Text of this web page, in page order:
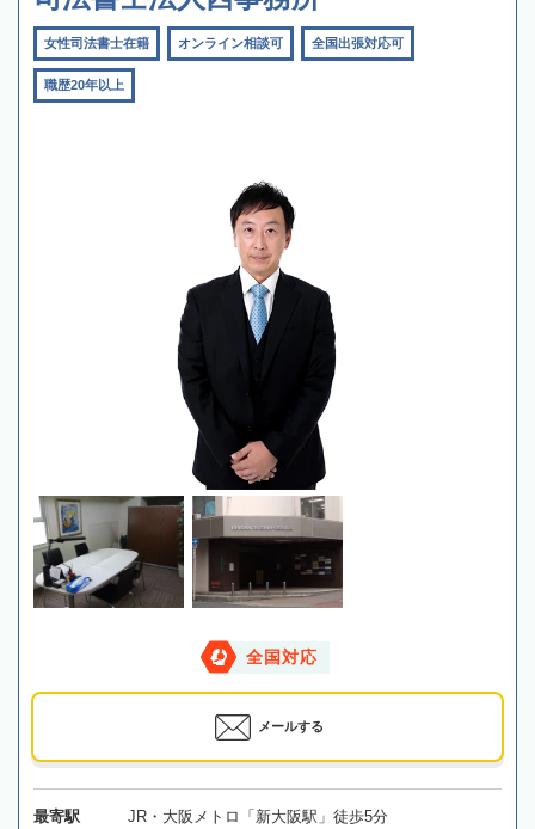
女性司法書士在籍 オンライン相談可 全国出張対応可
職歴20年以上
全国対応
メールする
最寄駅 JR・大阪メトロ「新大阪駅」徒歩5分